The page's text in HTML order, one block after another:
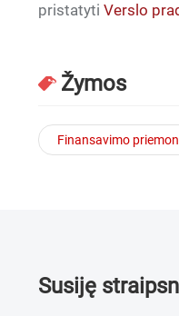
pristatyti Verslo
Žymos
Finansavimo
Susiję